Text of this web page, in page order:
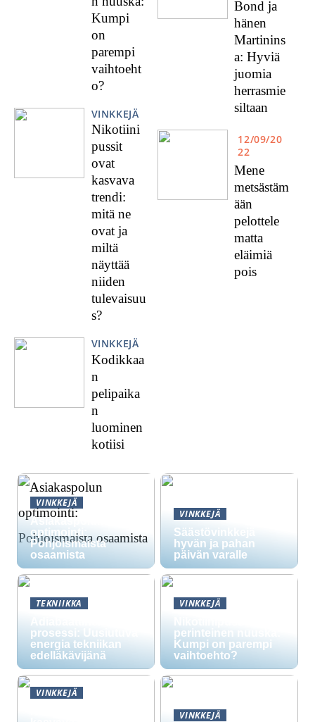
Kumpi
on
parempi
vaihtoeht
o?
VINKKEJÄ
Nikotiini
pussit
ovat
kasvava
trendi:
mitä ne
ovat ja
miltä
näyttää
niiden
tulevaisuu
s?
VINKKEJÄ
Kodikkaa
n
pelipaika
n
luominen
kotiisi
Bond ja
hänen
Martinins
a: Hyviä
juomia
herrasmie
siltaan
12/09/20
22
Mene
metsästäm
ään
pelottele
matta
eläimiä
pois
VINKKEJÄ
Asiakaspolun
optimointi:
Pohjoismaista
osaamista
VINKKEJÄ
Säästövinkkejä
hyvän ja pahan
päivän varalle
TEKNIIKKA
prosessi: Uusiutuva
energia tekniikan
edelläkävijänä
VINKKEJÄ
perinteinen nuuska:
Kumpi on parempi
vaihtoehto?
VINKKEJÄ
VINKKEJÄ